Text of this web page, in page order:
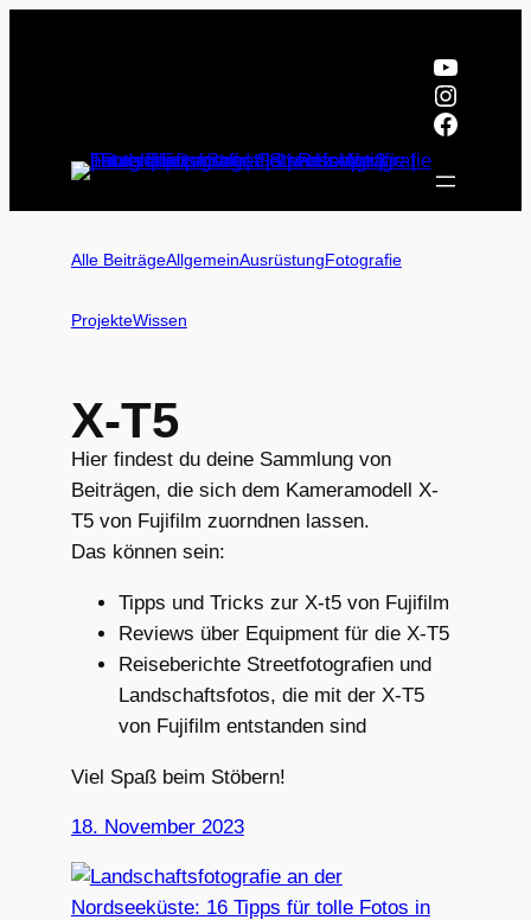
Alle BeiträgeAllgemeinAusrüstungFotografie
ProjekteWissen
X-T5
Hier findest du deine Sammlung von
Beiträgen, die sich dem Kameramodell X-
T5 von Fujifilm zuorndnen lassen.
Das können sein:
Tipps und Tricks zur X-t5 von Fujifilm
Reviews über Equipment für die X-T5
Reiseberichte Streetfotografien und
Landschaftsfotos, die mit der X-T5
von Fujifilm entstanden sind
Viel Spaß beim Stöbern!
18. November 2023